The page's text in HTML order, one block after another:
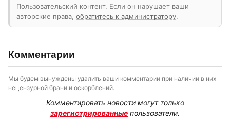
Пользовательский контент. Если он нарушает ваши
авторские права, обратитесь к администратору.
Комментарии
Мы будем вынуждены удалить ваши комментарии при наличии в них
нецензурной брани и оскорблений.
Комментировать новости могут только
зарегистрированные пользователи.